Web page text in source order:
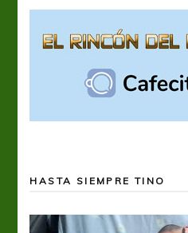
HASTA SIEMPRE TINO